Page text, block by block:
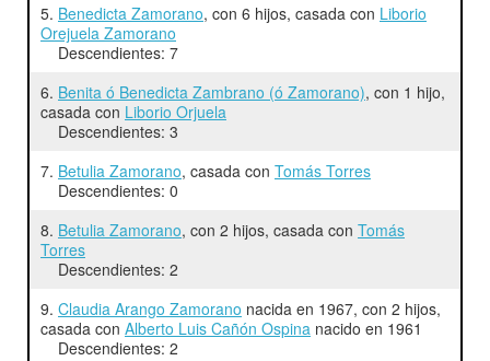
5. Benedicta Zamorano, con 6 hijos, casada con Liborio
Orejuela Zamorano
Descendientes: 7
6. Benita ó Benedicta Zambrano (ó Zamorano), con 1 hijo,
casada con Liborio Orjuela
Descendientes: 3
7. Betulia Zamorano, casada con Tomás Torres
Descendientes: 0
8. Betulia Zamorano, con 2 hijos, casada con Tomás
Torres
Descendientes: 2
9. Claudia Arango Zamorano nacida en 1967, con 2 hijos,
casada con Alberto Luis Cañón Ospina nacido en 1961
Descendientes: 2